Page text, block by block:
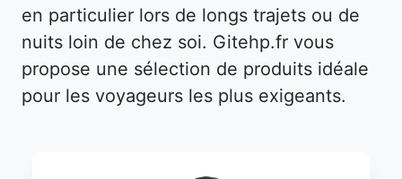
en particulier lors de longs trajets ou de
nuits loin de chez soi. Gitehp.fr vous
propose une sélection de produits idéale
pour les voyageurs les plus exigeants.